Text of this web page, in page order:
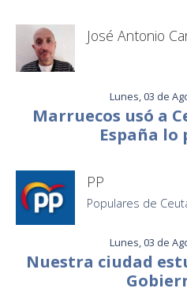
José Antonio
Lunes, 03 de
Marruecos usó a
España
PP
Populares de
Lunes, 03 de
Nuestra ciudad